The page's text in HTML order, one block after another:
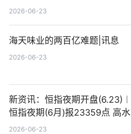
港元的亏损 同比盈转亏
2026-06-23
海天味业的两百亿难题|讯息
2026-06-23
新资讯：恒指夜期开盘(6.23)︱
恒指夜期(6月)报23359点 高水
23点
2026-06-23